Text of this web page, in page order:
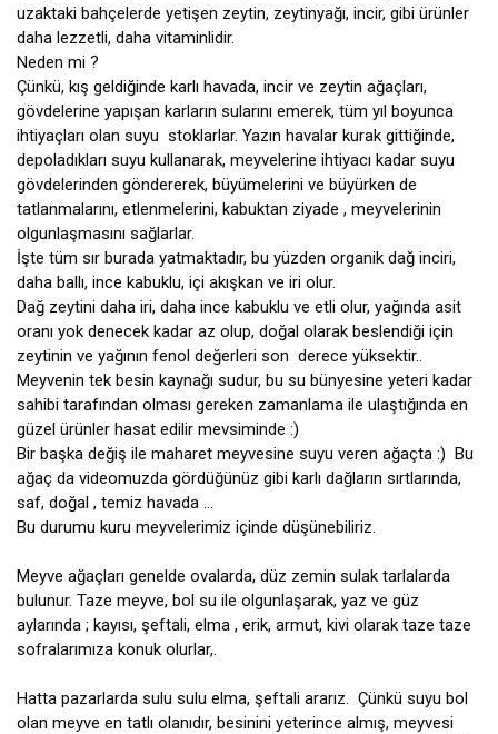
uzaktaki bahçelerde yetişen zeytin, zeytinyağı, incir, gibi ürünler
daha lezzetli, daha vitaminlidir.
Neden mi ?
Çünkü, kış geldiğinde karlı havada, incir ve zeytin ağaçları,
gövdelerine yapışan karların sularını emerek, tüm yıl boyunca
ihtiyaçları olan suyu  stoklarlar. Yazın havalar kurak gittiğinde,
depoladıkları suyu kullanarak, meyvelerine ihtiyacı kadar suyu
gövdelerinden göndererek, büyümelerini ve büyürken de
tatlanmalarını, etlenmelerini, kabuktan ziyade , meyvelerinin
olgunlaşmasını sağlarlar.
İşte tüm sır burada yatmaktadır, bu yüzden organik dağ inciri,
daha ballı, ince kabuklu, içi akışkan ve iri olur.
Dağ zeytini daha iri, daha ince kabuklu ve etli olur, yağında asit
oranı yok denecek kadar az olup, doğal olarak beslendiği için
zeytinin ve yağının fenol değerleri son  derece yüksektir..
Meyvenin tek besin kaynağı sudur, bu su bünyesine yeteri kadar
sahibi tarafından olması gereken zamanlama ile ulaştığında en
güzel ürünler hasat edilir mevsiminde :)
Bir başka değiş ile maharet meyvesine suyu veren ağaçta :)  Bu
ağaç da videomuzda gördüğünüz gibi karlı dağların sırtlarında,
saf, doğal , temiz havada ...
Bu durumu kuru meyvelerimiz içinde düşünebiliriz.
Meyve ağaçları genelde ovalarda, düz zemin sulak tarlalarda
bulunur. Taze meyve, bol su ile olgunlaşarak, yaz ve güz
aylarında ; kayısı, şeftali, elma , erik, armut, kivi olarak taze taze
sofralarımıza konuk olurlar,.
Hatta pazarlarda sulu sulu elma, şeftali ararız.  Çünkü suyu bol
olan meyve en tatlı olanıdır, besinini yeterince almış, meyvesi